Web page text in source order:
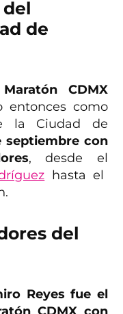
de
CDMX
entonces como
la Ciudad de
septiembre con
, desde el
hasta el
del
Reyes fue el